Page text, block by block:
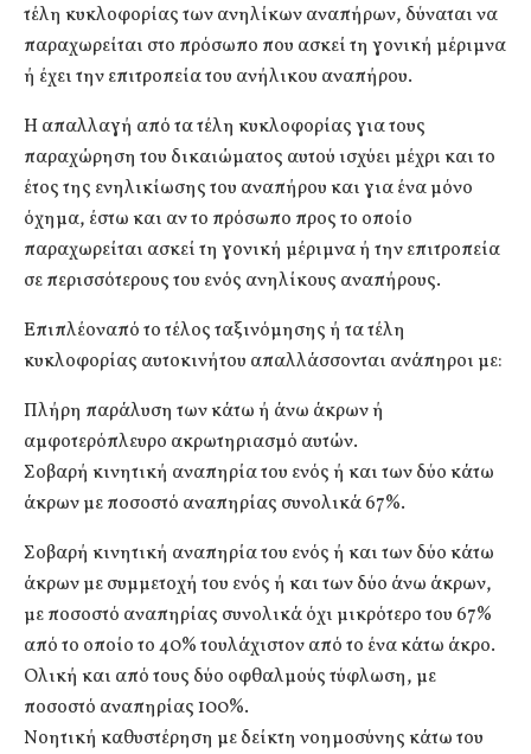
τέλη κυκλοφορίας των ανηλίκων αναπήρων, δύναται να
παραχωρείται στο πρόσωπο που ασκεί τη γονική μέριμνα
ή έχει την επιτροπεία του ανήλικου αναπήρου.
Η απαλλαγή από τα τέλη κυκλοφορίας για τους
παραχώρηση του δικαιώματος αυτού ισχύει μέχρι και το
έτος της ενηλικίωσης του αναπήρου και για ένα μόνο
όχημα, έστω και αν το πρόσωπο προς το οποίο
παραχωρείται ασκεί τη γονική μέριμνα ή την επιτροπεία
σε περισσότερους του ενός ανηλίκους αναπήρους.
Επιπλέοναπό το τέλος ταξινόμησης ή τα τέλη
κυκλοφορίας αυτοκινήτου απαλλάσσονται ανάπηροι με:
Πλήρη παράλυση των κάτω ή άνω άκρων ή
αμφοτερόπλευρο ακρωτηριασμό αυτών.
Σοβαρή κινητική αναπηρία του ενός ή και των δύο κάτω
άκρων με ποσοστό αναπηρίας συνολικά 67%.
Σοβαρή κινητική αναπηρία του ενός ή και των δύο κάτω
άκρων με συμμετοχή του ενός ή και των δύο άνω άκρων,
με ποσοστό αναπηρίας συνολικά όχι μικρότερο του 67%
από το οποίο το 40% τουλάχιστον από το ένα κάτω άκρο.
Ολική και από τους δύο οφθαλμούς τύφλωση, με
ποσοστό αναπηρίας 100%.
Νοητική καθυστέρηση με δείκτη νοημοσύνης κάτω του